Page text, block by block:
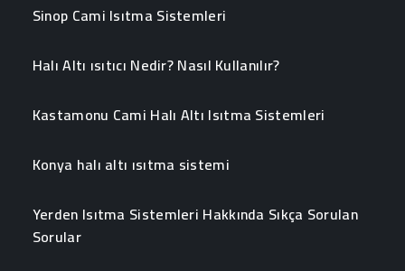
Sinop Cami Isıtma Sistemleri
Halı Altı ısıtıcı Nedir? Nasıl Kullanılır?
Kastamonu Cami Halı Altı Isıtma Sistemleri
Konya halı altı ısıtma sistemi
Yerden Isıtma Sistemleri Hakkında Sıkça Sorulan
Sorular